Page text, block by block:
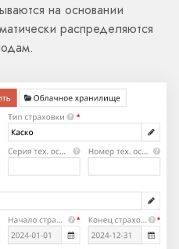
на основании
распределяются